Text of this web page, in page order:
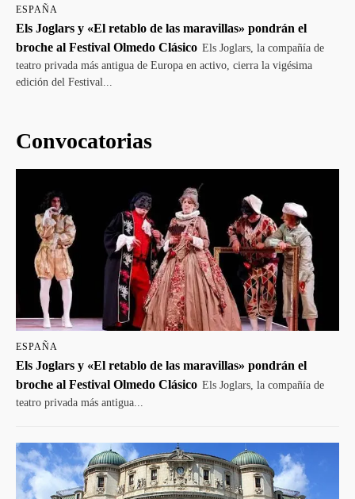
ESPAÑA
Els Joglars y «El retablo de las maravillas» pondrán el
broche al Festival Olmedo Clásico Els Joglars, la compañía de
teatro privada más antigua de Europa en activo, cierra la vigésima
edición del Festival...
Convocatorias
ESPAÑA
Els Joglars y «El retablo de las maravillas» pondrán el
broche al Festival Olmedo Clásico Els Joglars, la compañía de
teatro privada más antigua...